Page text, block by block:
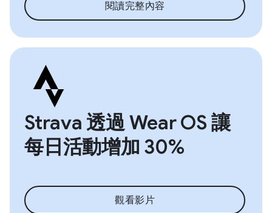
閱讀完整內容
Strava 透過 Wear OS 讓
每日活動增加 30%
觀看影片